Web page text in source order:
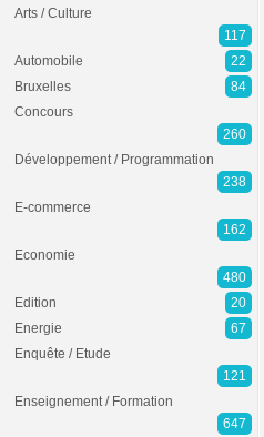
Arts / Culture
117
Automobile
22
Bruxelles
84
Concours
260
Développement / Programmation
238
E-commerce
162
Economie
480
Edition
20
Energie
67
Enquête / Etude
121
Enseignement / Formation
647